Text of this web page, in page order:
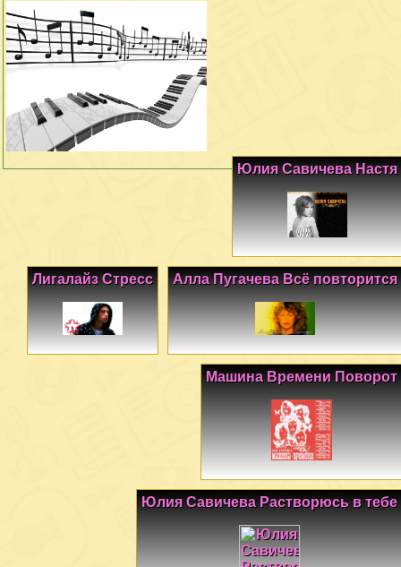
Юлия Савичева Настя
Алла Пугачева Всё повторится
Лигалайз Стресс
Машина Времени Поворот
Юлия Савичева Растворюсь в тебе